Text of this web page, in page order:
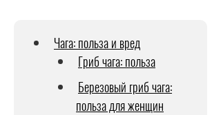
Чага: польза и вред
Гриб чага: польза
Березовый гриб чага:
польза для женщин